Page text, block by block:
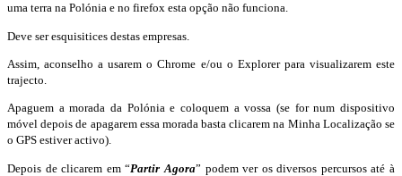
uma terra na Polónia e no firefox esta opção não funciona.
Deve ser esquisitices destas empresas.
Assim, aconselho a usarem o Chrome e/ou o Explorer para visualizarem este
trajecto.
Apaguem a morada da Polónia e coloquem a vossa (se for num dispositivo
móvel depois de apagarem essa morada basta clicarem na Minha Localização se
o GPS estiver activo).
Depois de clicarem em “Partir Agora” podem ver os diversos percursos até à